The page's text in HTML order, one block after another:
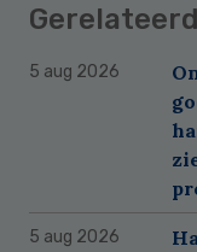
5 aug 2026
5 aug 2026